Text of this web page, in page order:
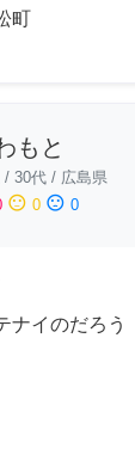
町
もと
/ 30代 / 広島県
sentiment_neutral 0 sentiment_dissatisfied 0
ナイのだろう